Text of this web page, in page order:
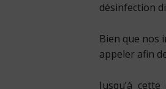
désinfection
Bien que nos
appeler afin
Jusqu’à